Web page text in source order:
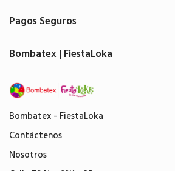
Bombatex - FiestaLoka
Contáctenos
Nosotros
Pagos Seguros
Bombatex | FiestaLoka